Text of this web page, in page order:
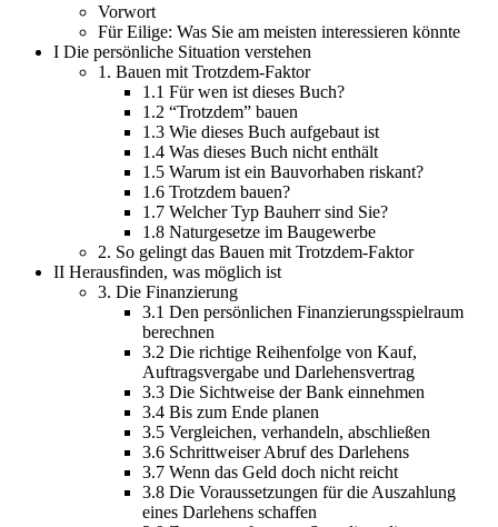
Vorwort
Für Eilige: Was Sie am meisten interessieren könnte
I Die persönliche Situation verstehen
1. Bauen mit Trotzdem-Faktor
1.1 Für wen ist dieses Buch?
1.2 “Trotzdem” bauen
1.3 Wie dieses Buch aufgebaut ist
1.4 Was dieses Buch nicht enthält
1.5 Warum ist ein Bauvorhaben riskant?
1.6 Trotzdem bauen?
1.7 Welcher Typ Bauherr sind Sie?
1.8 Naturgesetze im Baugewerbe
2. So gelingt das Bauen mit Trotzdem-Faktor
II Herausfinden, was möglich ist
3. Die Finanzierung
3.1 Den persönlichen Finanzierungsspielraum
berechnen
3.2 Die richtige Reihenfolge von Kauf,
Auftragsvergabe und Darlehensvertrag
3.3 Die Sichtweise der Bank einnehmen
3.4 Bis zum Ende planen
3.5 Vergleichen, verhandeln, abschließen
3.6 Schrittweiser Abruf des Darlehens
3.7 Wenn das Geld doch nicht reicht
3.8 Die Voraussetzungen für die Auszahlung
eines Darlehens schaffen